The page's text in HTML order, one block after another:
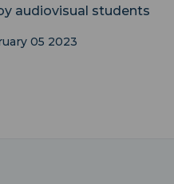
audiovisual students
05 2023